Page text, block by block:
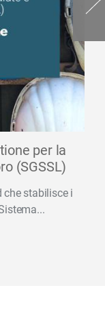
per la
(SGSSL)
che stabilisce i